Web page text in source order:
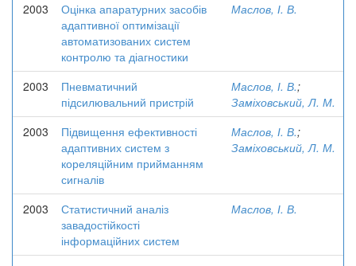
2003
Оцінка апаратурних засобів
адаптивної оптимізації
автоматизованих систем
контролю та діагностики
Маслов, І. В.
2003
Пневматичний
підсилювальний пристрій
Маслов, І. В.;
Заміховський, Л. М.
2003
Підвищення ефективності
адаптивних систем з
кореляційним прийманням
сигналів
Маслов, І. В.;
Заміховський, Л. М.
2003
Статистичний аналіз
завадостійкості
інформаційних систем
Маслов, І. В.